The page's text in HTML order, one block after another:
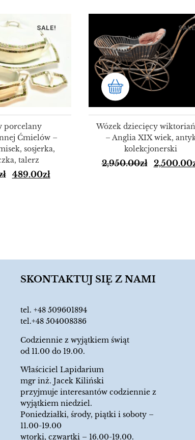
SALE!
porcelany
Ćmielów –
sosjerka,
talerz
489.00zł
Wózek dziecięcy
– Anglia XIX wiek,
kolekcjonerski
2,950.00zł 2,500.00
SKONTAKTUJ SIĘ Z NAMI
tel.+48 509601894
tel.+48 504008386
Codziennie z wyjątkiem świąt
od 11.00 do 19.00.
Właściciel Lapidarium
mgr inż. Jacek Kiliński
przyjmuje interesantów codziennie z
wyjątkiem niedziel.
Poniedziałki, środy, piątki i soboty –
11.00-19.00
wtorki, czwartki – 16.00-19.00.